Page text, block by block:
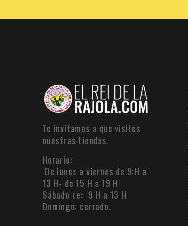
Te invitamos a que visites
nuestras tiendas.
Horario:
De lunes a viernes de 9:H a
13 H- de 15 H a 19 H
Sábado de: 9:H a 13 H
Domingo: cerrado.